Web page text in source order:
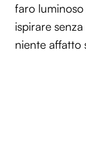
faro
ispirare
niente affatto